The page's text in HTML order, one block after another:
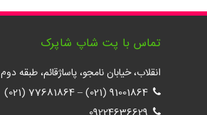
تماس با پت شاپ شاپرک
انقلاب، خیابان نامجو، پاساژقائم، طبقه دوم
91001864 (021)
–
77681864 (021)